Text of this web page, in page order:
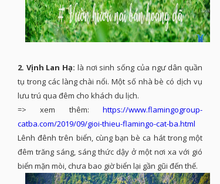
2. Vịnh Lan Hạ: là nơi sinh sống của ngư dân quần
tụ trong các làng chài nổi. Một số nhà bè có dịch vụ
lưu trú qua đêm cho khách du lịch.
=> xem thêm: https://www.flamingogroup-
catba.com/2019/09/gioi-thieu-flamingo-cat-ba.html
Lênh đênh trên biển, cùng bạn bè ca hát trong một
đêm trăng sáng, sáng thức dậy ở một nơi xa với gió
biển mặn mòi, chưa bao giờ biển lại gần gũi đến thế.